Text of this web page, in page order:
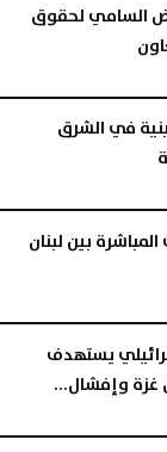
السامي لحقوق
في الشرق
بين لبنان
يستهدف
غزة وإفشال...